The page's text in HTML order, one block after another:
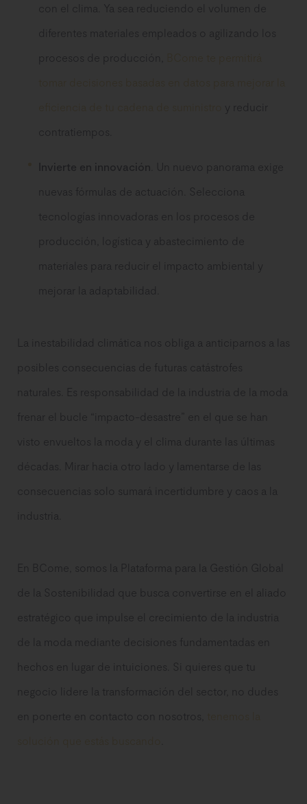
con el clima. Ya sea reduciendo el volumen de
diferentes materiales empleados o agilizando los
procesos de producción,
y reducir
contratiempos.
Invierte en innovación . Un nuevo panorama exige
nuevas fórmulas de actuación. Selecciona
tecnologías innovadoras en los procesos de
producción, logística y abastecimiento de
materiales para reducir el impacto ambiental y
mejorar la adaptabilidad.
La inestabilidad climática nos obliga a anticiparnos a las
posibles consecuencias de futuras catástrofes
naturales. Es responsabilidad de la industria de la moda
frenar el bucle “impacto-desastre” en el que se han
visto envueltos la moda y el clima durante las últimas
décadas. Mirar hacia otro lado y lamentarse de las
consecuencias solo sumará incertidumbre y caos a la
industria.
En BCome, somos la Plataforma para la Gestión Global
de la Sostenibilidad que busca convertirse en el aliado
estratégico que impulse el crecimiento de la industria
de la moda mediante decisiones fundamentadas en
hechos en lugar de intuiciones. Si quieres que tu
negocio lidere la transformación del sector, no dudes
en ponerte en contacto con nosotros,